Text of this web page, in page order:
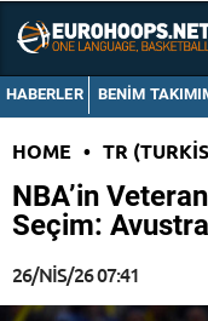
HABERLER BENIM
HOME • TR
NBA’in
Seçim:
26/NIS/26 07:41